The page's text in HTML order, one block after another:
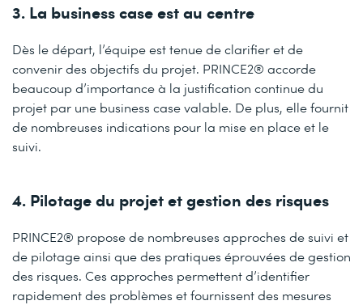
3. La business case est au centre
Dès le départ, l’équipe est tenue de clarifier et de
convenir des objectifs du projet. PRINCE2® accorde
beaucoup d’importance à la justification continue du
projet par une business case valable. De plus, elle fournit
de nombreuses indications pour la mise en place et le
suivi.
4. Pilotage du projet et gestion des risques
PRINCE2® propose de nombreuses approches de suivi et
de pilotage ainsi que des pratiques éprouvées de gestion
des risques. Ces approches permettent d’identifier
rapidement des problèmes et fournissent des mesures